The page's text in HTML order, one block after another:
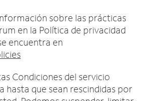
sobre las prácticas
en la Política de privacidad
encuentra en
Condiciones del servicio
hasta que sean rescindidas por